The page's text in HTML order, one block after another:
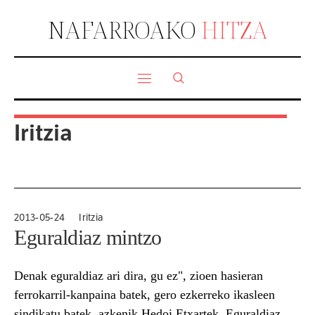
NAFARROAKO HITZA
Iritzia
2013-05-24 Iritzia
Eguraldiaz mintzo
Denak eguraldiaz ari dira, gu ez", zioen hasieran
ferrokarril-kanpaina batek, gero ezkerreko ikasleen